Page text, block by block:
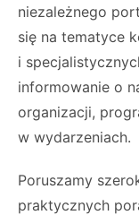
niezależnego
się na tematyce
i
informowanie o
organizacji,
w wydarzeniach.
Poruszamy
praktycznych